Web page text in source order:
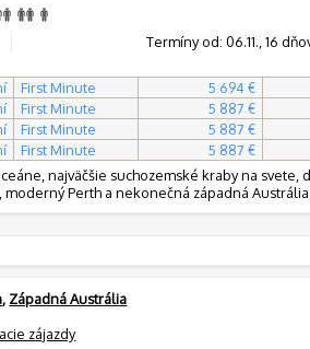
Termíny od: 06.11., 16
First Minute 5 694 €
First Minute 5 887 €
First Minute 5 887 €
First Minute 5 887 €
najväčšie suchozemské kraby na
Perth a nekonečná západná
, Západná Austrália
zájazdy